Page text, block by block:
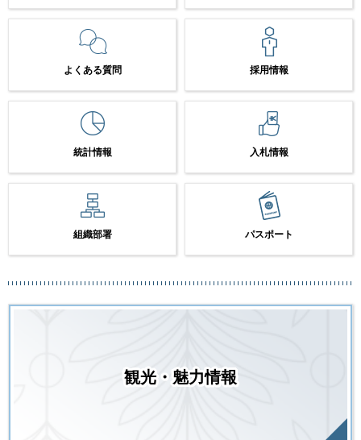
よくある質問 採用情報
統計情報 入札情報
組織部署 パスポート
観光・魅力情報